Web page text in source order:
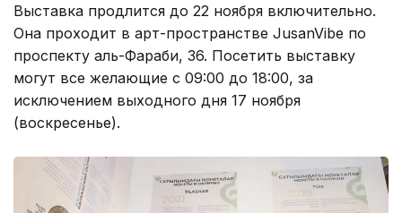
Выставка продлится до 22 ноября включительно.
Она проходит в арт-пространстве JusanVibe по
проспекту аль-Фараби, 36. Посетить выставку
могут все желающие с 09:00 до 18:00, за
исключением выходного дня 17 ноября
(воскресенье).